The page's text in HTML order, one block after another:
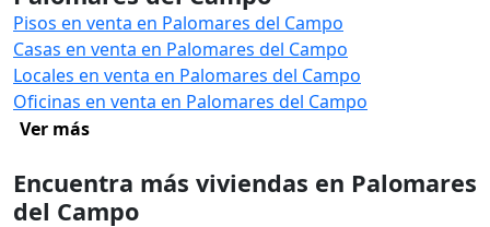
Pisos en venta en Palomares del Campo
Casas en venta en Palomares del Campo
Locales en venta en Palomares del Campo
Oficinas en venta en Palomares del Campo
Ver más
Encuentra más viviendas en Palomares
del Campo